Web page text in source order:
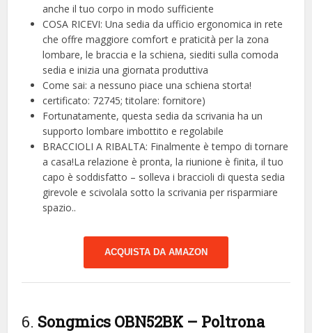
anche il tuo corpo in modo sufficiente
COSA RICEVI: Una sedia da ufficio ergonomica in rete
che offre maggiore comfort e praticità per la zona
lombare, le braccia e la schiena, siediti sulla comoda
sedia e inizia una giornata produttiva
Come sai: a nessuno piace una schiena storta!
certificato: 72745; titolare: fornitore)
Fortunatamente, questa sedia da scrivania ha un
supporto lombare imbottito e regolabile
BRACCIOLI A RIBALTA: Finalmente è tempo di tornare
a casa!La relazione è pronta, la riunione è finita, il tuo
capo è soddisfatto – solleva i braccioli di questa sedia
girevole e scivolala sotto la scrivania per risparmiare
spazio..
ACQUISTA DA AMAZON
6. Songmics OBN52BK – Poltrona